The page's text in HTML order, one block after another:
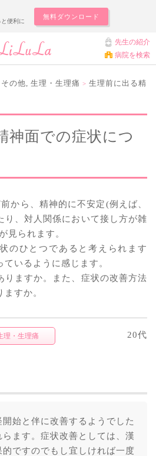
便利に
無料ダウンロード
先生の紹介
病院を検索
その他, 生理・生理痛 > 生理前に出る精
神面での症状につ
から、精神的に不安定(例えば、
り、対人関係において接し方が雑
見られます。
のひとつであると考えられます
いるように感じます。
りますか。また、症状の改善方法
すか。
理・生理痛 20代
始と伴に改善するようでした
らます。症状改善としては、漢
ですのでもし宜しければ一度